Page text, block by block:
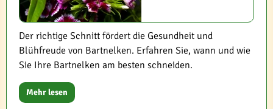
Der richtige Schnitt fördert die Gesundheit und
Blühfreude von Bartnelken. Erfahren Sie, wann und wie
Sie Ihre Bartnelken am besten schneiden.
Mehr lesen